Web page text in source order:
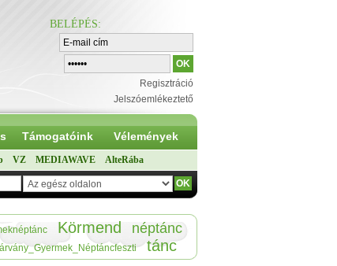
BELÉPÉS:
Regisztráció
Jelszóemlékeztető
Támogatóink Vélemények
VZ MEDIAWAVE AlteRába
Körmend néptánc
tánc